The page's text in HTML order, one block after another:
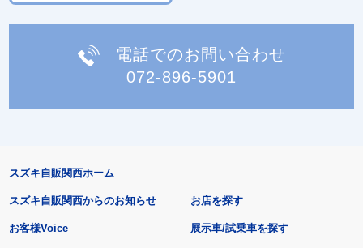
電話でのお問い合わせ
072-896-5901
スズキ自販関西ホーム
スズキ自販関西からのお知らせ
お客様Voice
お店を探す
展示車/試乗車を探す